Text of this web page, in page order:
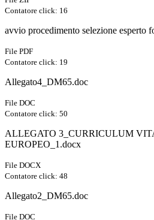
Contatore click: 16
avvio procedimento selezione esperto
File PDF
Contatore click: 19
Allegato4_DM65.doc
File DOC
Contatore click: 50
ALLEGATO 3_CURRICULUM
EUROPEO_1.docx
File DOCX
Contatore click: 48
Allegato2_DM65.doc
File DOC